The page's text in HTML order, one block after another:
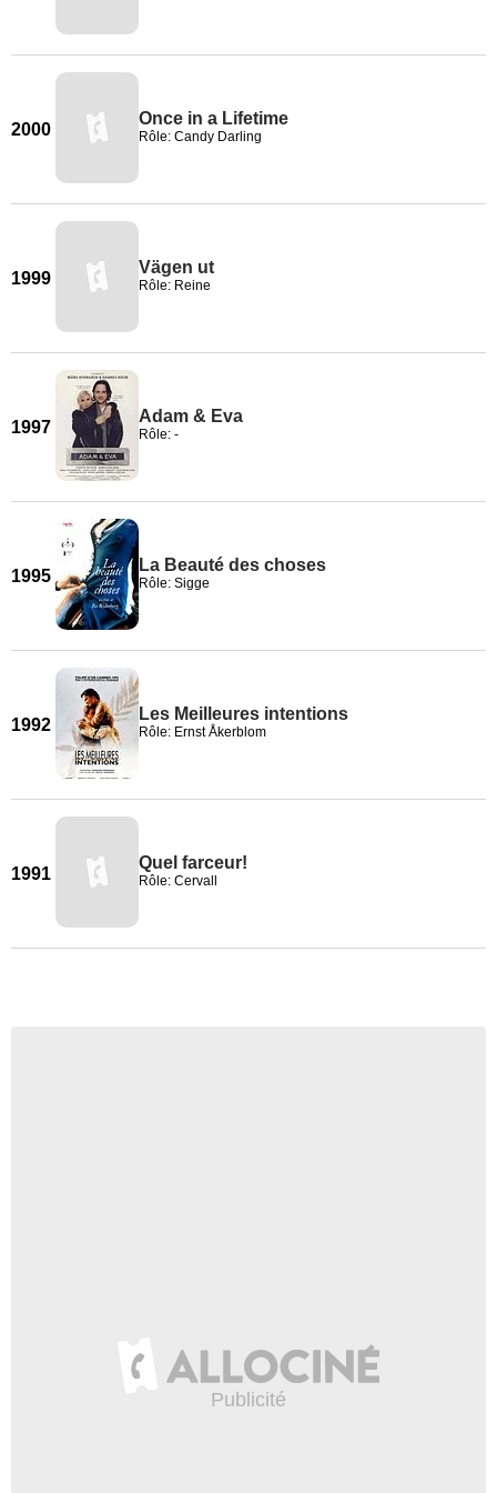
2000
Once in a Lifetime
Rôle: Candy Darling
1999
Vägen ut
Rôle: Reine
1997
Adam & Eva
Rôle: -
1995
La Beauté des choses
Rôle: Sigge
1992
Les Meilleures intentions
Rôle: Ernst Åkerblom
1991
Quel farceur!
Rôle: Cervall